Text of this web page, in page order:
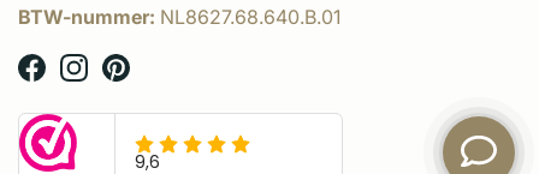
BTW-nummer: NL8627.68.640.B.01